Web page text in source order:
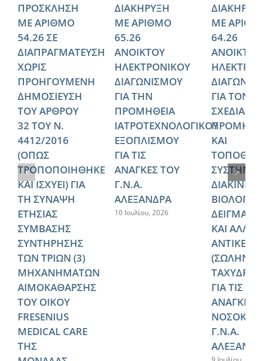
ΠΡΟΣΚΛΗΣΗ
ΜΕ ΑΡΙΘΜΟ
54.26 ΣΕ
ΔΙΑΠΡΑΓΜΑΤΕΥΣΗ
ΧΩΡΙΣ
ΠΡΟΗΓΟΥΜΕΝΗ
ΔΗΜΟΣΙΕΥΣΗ
ΤΟΥ ΑΡΘΡΟΥ
32 ΤΟΥ Ν.
4412/2016
(ΟΠΩΣ
ΤΡΟΠΟΠΟΙΗΘΗΚΕ
ΚΑΙ ΙΣΧΥΕΙ) ΓΙΑ
ΤΗ ΣΥΝΑΨΗ
ΕΤΗΣΙΑΣ
ΣΥΜΒΑΣΗΣ
ΣΥΝΤΗΡΗΣΗΣ
ΤΩΝ ΤΡΙΩΝ (3)
ΜΗΧΑΝΗΜΑΤΩΝ
ΑΙΜΟΚΑΘΑΡΣΗΣ
ΤΟΥ ΟΙΚΟΥ
FRESENIUS
MEDICAL CARE
ΤΗΣ
ΔΙΑΚΗΡΥΞΗ
ΜΕ ΑΡΙΘΜΟ
65.26
ΑΝΟΙΚΤΟΥ
ΗΛΕΚΤΡΟΝΙΚΟΥ
ΔΙΑΓΩΝΙΣΜΟΥ
ΓΙΑ ΤΗΝ
ΠΡΟΜΗΘΕΙΑ
ΙΑΤΡΟΤΕΧΝΟΛΟΓΙΚΟΥ
ΕΞΟΠΛΙΣΜΟΥ
ΓΙΑ ΤΙΣ
ΑΝΑΓΚΕΣ ΤΟΥ
Γ.Ν.Α.
ΑΛΕΞΑΝΔΡΑ
10 Ιουλίου, 2026
ΜΕ
64.26
ΑΝΟΙΚΤΟΥ
ΓΙΑ ΤΟΝ
ΚΑΙ
ΚΑΙ
ΓΙΑ ΤΙΣ
ΑΝΑΓΚΕΣ
Γ.Ν.Α.